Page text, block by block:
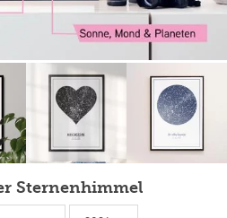
Sternenhimmel